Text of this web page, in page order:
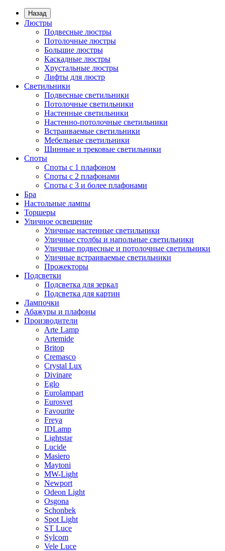
Назад
Люстры
Подвесные люстры
Потолочные люстры
Большие люстры
Каскадные люстры
Хрустальные люстры
Лифты для люстр
Светильники
Подвесные светильники
Потолочные светильники
Настенные светильники
Настенно-потолочные светильники
Встраиваемые светильники
Мебельные светильники
Шинные и трековые светильники
Споты
Споты с 1 плафоном
Споты с 2 плафонами
Споты с 3 и более плафонами
Бра
Настольные лампы
Торшеры
Уличное освещение
Уличные настенные светильники
Уличные столбы и напольные светильники
Уличные подвесные и потолочные светильники
Уличные встраиваемые светильники
Прожекторы
Подсветки
Подсветка для зеркал
Подсветка для картин
Лампочки
Абажуры и плафоны
Производители
Arte Lamp
Artemide
Britop
Cremasco
Crystal Lux
Divinare
Eglo
Eurolampart
Eurosvet
Favourite
Freya
IDLamp
Lightstar
Lucide
Masiero
Maytoni
MW-Light
Newport
Odeon Light
Osgona
Schonbek
Spot Light
ST Luce
Sylcom
Vele Luce